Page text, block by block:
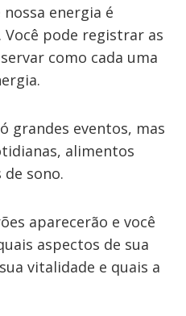
energia é
pode registrar as
como cada uma
grandes eventos, mas
alimentos
sono.
aparecerão e você
aspectos de sua
vitalidade e quais a